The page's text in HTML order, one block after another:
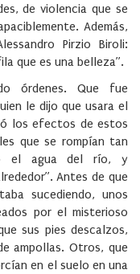
de violencia que se
Además,
Pirzio Biroli:
que es una belleza”.
órdenes. Que fue
le dijo que usara el
los efectos de estos
que se rompían tan
el agua del río, y
Antes de que
sucediendo, unos
por el misterioso
sus pies descalzos,
ampollas. Otros, que
en el suelo en una